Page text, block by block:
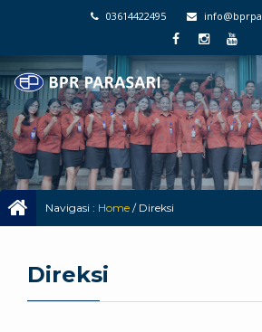
03614422495
Navigasi : Home / Direksi
Direksi